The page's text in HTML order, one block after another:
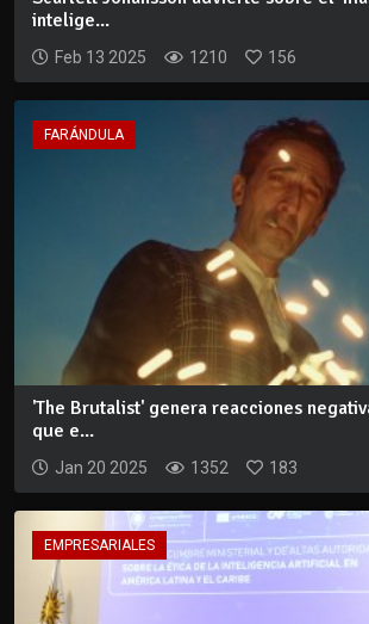
intelige...
Feb 13 2025 1210 156
FARÁNDULA
'The Brutalist' genera reacciones
que e...
Jan 20 2025 1352 183
EMPRESARIALES